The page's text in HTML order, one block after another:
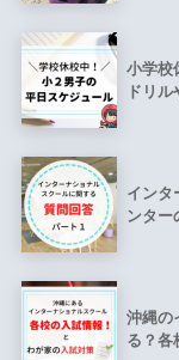
小学校
ドリ
インタ
ンター
沖縄の
る？各